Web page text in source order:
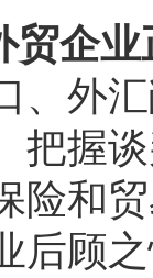
贸企
、外
把握
险和
后顾